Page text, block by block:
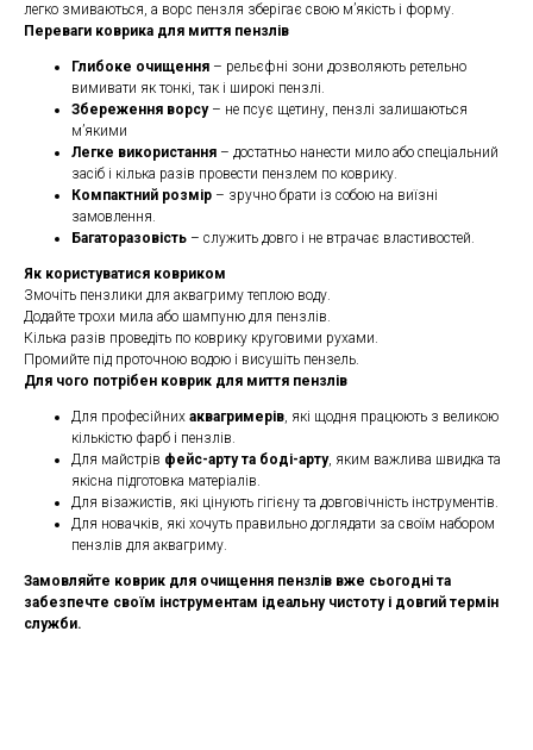
легко змиваються, а ворс пензля зберігає свою м’якість і форму.
Переваги коврика для миття пензлів
Глибоке очищення – рельєфні зони дозволяють ретельно
вимивати як тонкі, так і широкі пензлі.
Збереження ворсу– не псує щетину, пензлі залишаються
м’якими
Легке використання – достатньо нанести мило або спеціальний
засіб і кілька разів провести пензлем по коврику.
Компактний розмір – зручно брати із собою на виїзні
замовлення.
Багаторазовість – служить довго і не втрачає властивостей.
Як користуватися ковриком
Змочіть пензлики для аквагриму теплою воду.
Додайте трохи мила або шампуню для пензлів.
Кілька разів проведіть по коврику круговими рухами.
Промийте під проточною водою і висушіть пензель.
Для чого потрібен коврик для миття пензлів
Для професійних аквагримерів, які щодня працюють з великою
кількістю фарб і пензлів.
Для майстрів фейс-арту та боді-арту, яким важлива швидка та
якісна підготовка матеріалів.
Для візажистів, які цінують гігієну та довговічність інструментів.
Для новачків, які хочуть правильно доглядати за своїм набором
пензлів для аквагриму.
Замовляйте коврик для очищення пензлів вже сьогодні та
забезпечте своїм інструментам ідеальну чистоту і довгий термін
служби.